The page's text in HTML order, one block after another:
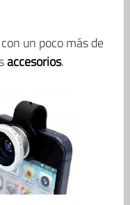
un poco más de
accesorios.